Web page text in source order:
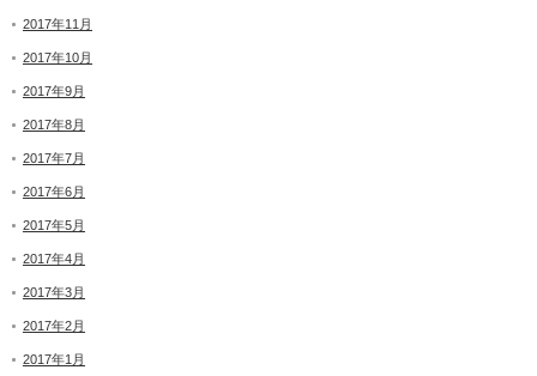
2017年11月
2017年10月
2017年9月
2017年8月
2017年7月
2017年6月
2017年5月
2017年4月
2017年3月
2017年2月
2017年1月